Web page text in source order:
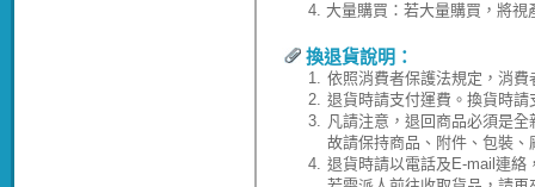
4. 大量購買：若大量購買，將
換退貨說明：
1. 依照消費者保護法規定，消
2. 退貨時請支付運費。換貨時
3. 凡請注意，退回商品必須是
故請保持商品、附件、包裝
4. 退貨時請以電話及E-mail連絡